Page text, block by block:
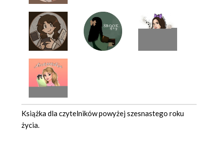
Książka dla czytelników powyżej szesnastego roku
życia.